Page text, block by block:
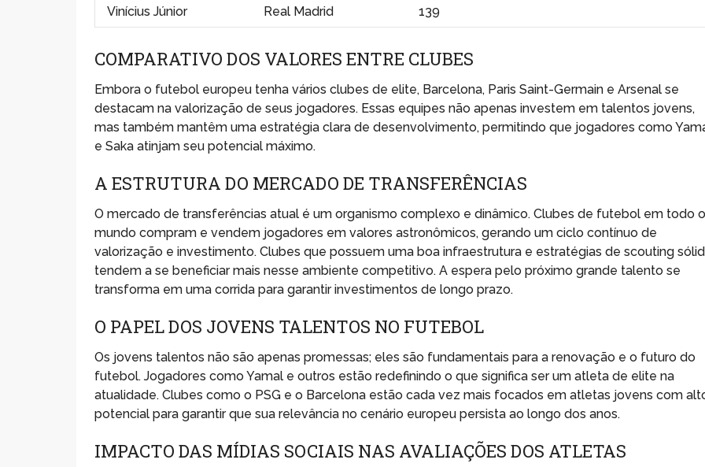
Vinícius Júnior
Real Madrid 139
COMPARATIVO DOS VALORES ENTRE CLUBES
Embora o futebol europeu tenha vários clubes de elite, Barcelona, Paris Saint-Germain e Arsenal se
destacam na valorização de seus jogadores. Essas equipes não apenas investem em talentos jovens,
mas também mantêm uma estratégia clara de desenvolvimento, permitindo que jogadores como
e Saka atinjam seu potencial máximo.
A ESTRUTURA DO MERCADO DE TRANSFERÊNCIAS
O mercado de transferências atual é um organismo complexo e dinâmico. Clubes de futebol em todo
mundo compram e vendem jogadores em valores astronômicos, gerando um ciclo contínuo de
valorização e investimento. Clubes que possuem uma boa infraestrutura e estratégias de scouting
tendem a se beneficiar mais nesse ambiente competitivo. A espera pelo próximo grande talento se
transforma em uma corrida para garantir investimentos de longo prazo.
O PAPEL DOS JOVENS TALENTOS NO FUTEBOL
Os jovens talentos não são apenas promessas; eles são fundamentais para a renovação e o futuro do
futebol. Jogadores como Yamal e outros estão redefinindo o que significa ser um atleta de elite na
atualidade. Clubes como o PSG e o Barcelona estão cada vez mais focados em atletas jovens com
potencial para garantir que sua relevância no cenário europeu persista ao longo dos anos.
IMPACTO DAS MÍDIAS SOCIAIS NAS AVALIAÇÕES DOS ATLETAS